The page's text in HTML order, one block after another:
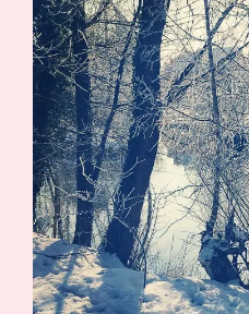
Angebote
Demonstrator werden
Blog
Gutscheine
Produkte erklärt
Über mich
Über Stampin’ Up!